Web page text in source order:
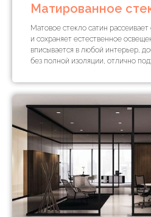
Матированное
Матовое стекло сатин рассеивает
и сохраняет естественное
вписывается в любой интерьер,
без полной изоляции, отлично